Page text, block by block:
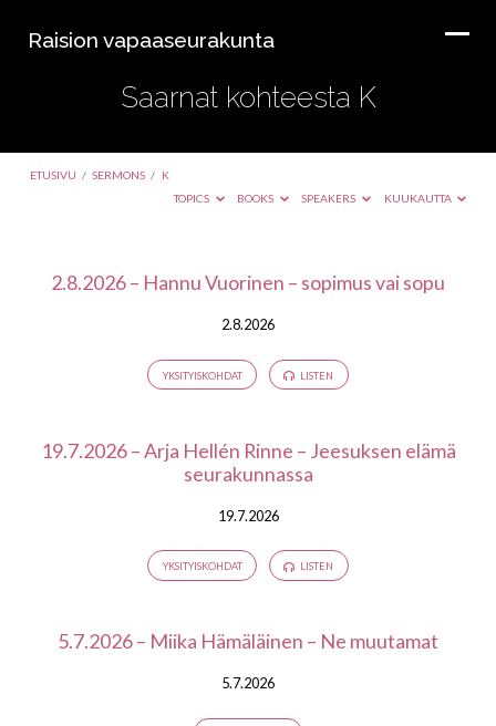
Raision vapaaseurakunta
Saarnat kohteesta K
ETUSIVU / SERMONS / K
TOPICS
BOOKS SPEAKERS KUUKAUTTA
Saarnat
2.8.2026 – Hannu Vuorinen – sopimus vai sopu
2.8.2026
YKSITYISKOHDAT LISTEN
19.7.2026 – Arja Hellén Rinne – Jeesuksen elämä
seurakunnassa
19.7.2026
YKSITYISKOHDAT LISTEN
5.7.2026 – Miika Hämäläinen – Ne muutamat
5.7.2026